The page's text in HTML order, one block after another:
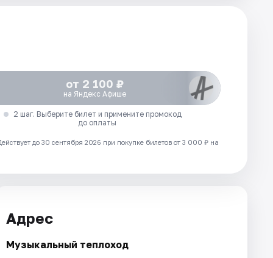
от 2 100 ₽
на Яндекс Афише
2 шаг. Выберите билет и примените промокод
до оплаты
до 30 сентября 2026 при покупке билетов от 3 000 ₽ на
Адрес
Музыкальный теплоход